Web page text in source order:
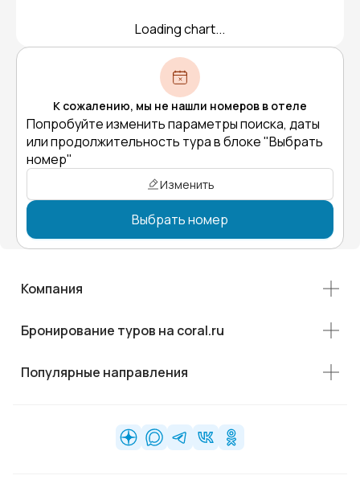
Loading chart...
К сожалению, мы не нашли номеров в отеле
Попробуйте изменить параметры поиска, даты
или продолжительность тура в блоке "Выбрать
номер"
Изменить
Выбрать номер
Компания
Бронирование туров на coral.ru
Популярные направления